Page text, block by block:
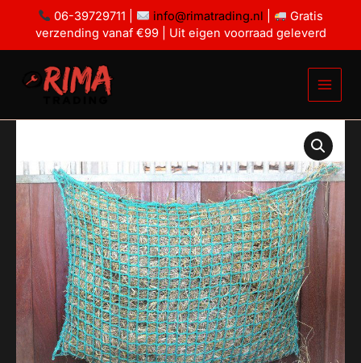
06-39729711 | info@rimatrading.nl
Gratis
verzending vanaf €99 | Uit eigen voorraad geleverd
hooinet
5mm
X-
strong
80x120
(verticaal)
aantal
5mm
80x120
aantal